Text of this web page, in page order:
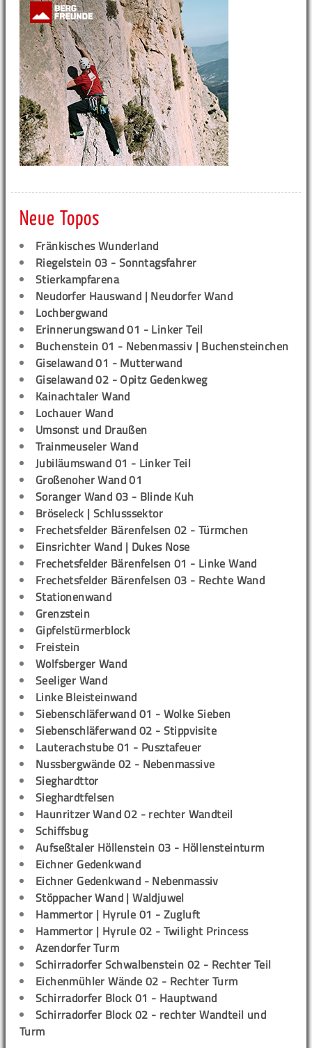
Neue Topos
Fränkisches Wunderland
Riegelstein 03 - Sonntagsfahrer
Stierkampfarena
Neudorfer Hauswand | Neudorfer Wand
Lochbergwand
Erinnerungswand 01 - Linker Teil
Buchenstein 01 - Nebenmassiv | Buchensteinchen
Giselawand 01 - Mutterwand
Giselawand 02 - Opitz Gedenkweg
Kainachtaler Wand
Lochauer Wand
Umsonst und Draußen
Trainmeuseler Wand
Jubiläumswand 01 - Linker Teil
Großenoher Wand 01
Soranger Wand 03 - Blinde Kuh
Bröseleck | Schlusssektor
Frechetsfelder Bärenfelsen 02 - Türmchen
Einsrichter Wand | Dukes Nose
Frechetsfelder Bärenfelsen 01 - Linke Wand
Frechetsfelder Bärenfelsen 03 - Rechte Wand
Stationenwand
Grenzstein
Gipfelstürmerblock
Freistein
Wolfsberger Wand
Seeliger Wand
Linke Bleisteinwand
Siebenschläferwand 01 - Wolke Sieben
Siebenschläferwand 02 - Stippvisite
Lauterachstube 01 - Pusztafeuer
Nussbergwände 02 - Nebenmassive
Sieghardttor
Sieghardtfelsen
Haunritzer Wand 02 - rechter Wandteil
Schiffsbug
Aufseßtaler Höllenstein 03 - Höllensteinturm
Eichner Gedenkwand
Eichner Gedenkwand - Nebenmassiv
Stöppacher Wand | Waldjuwel
Hammertor | Hyrule 01 - Zugluft
Hammertor | Hyrule 02 - Twilight Princess
Azendorfer Turm
Schirradorfer Schwalbenstein 02 - Rechter Teil
Eichenmühler Wände 02 - Rechter Turm
Schirradorfer Block 01 - Hauptwand
Schirradorfer Block 02 - rechter Wandteil und
Turm